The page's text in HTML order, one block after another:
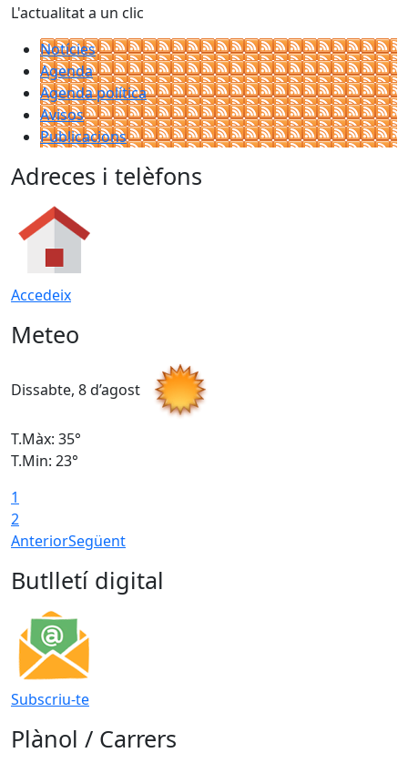
L'actualitat a un clic
Notícies
Agenda
Agenda política
Avisos
Publicacions
Adreces i telèfons
Accedeix
Meteo
Dissabte, 8 d’agost
T.Màx: 35°
T.Min: 23°
1
2
AnteriorSegüent
Butlletí digital
Subscriu-te
Plànol / Carrers